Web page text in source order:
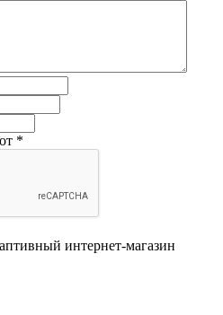
*
интернет-магазин